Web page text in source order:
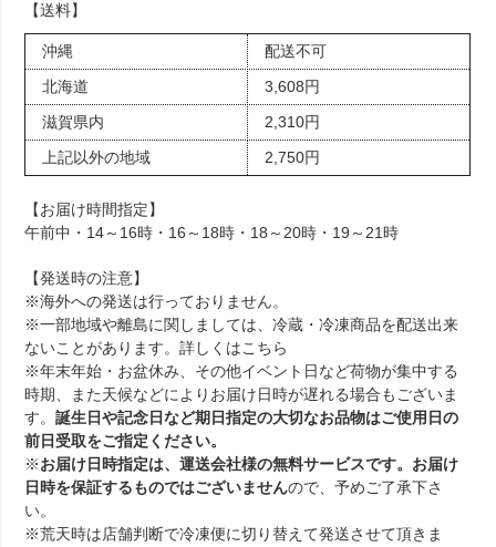
【送料】
沖縄
配送不可
北海道
3,608円
滋賀県内
2,310円
上記以外の地域
2,750円
【お届け時間指定】
午前中・14～16時・16～18時・18～20時・19～21時
【発送時の注意】
※海外への発送は行っておりません。
※一部地域や離島に関しましては、冷蔵・冷凍商品を配送出来
ないことがあります。詳しくはこちら
※年末年始・お盆休み、その他イベント日など荷物が集中する
時期、また天候などによりお届け日時が遅れる場合もございま
す。誕生日や記念日など期日指定の大切なお品物はご使用日の
前日受取をご指定ください。
※お届け日時指定は、運送会社様の無料サービスです。お届け
日時を保証するものではございませんので、予めご了承下さ
い。
※荒天時は店舗判断で冷凍便に切り替えて発送させて頂きま